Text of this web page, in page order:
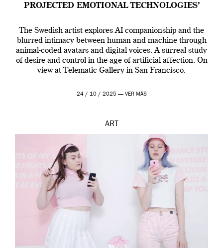
PROJECTED EMOTIONAL TECHNOLOGIES’
The Swedish artist explores AI companionship and the
blurred intimacy between human and machine through
animal-coded avatars and digital voices. A surreal study
of desire and control in the age of artificial affection. On
view at Telematic Gallery in San Francisco.
24 / 10 / 2025 — VER MÁS
ART